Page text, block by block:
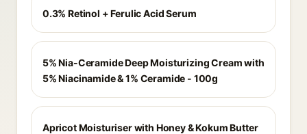
0.3% Retinol + Ferulic Acid Serum
5% Nia-Ceramide Deep Moisturizing Cream with
5% Niacinamide & 1% Ceramide - 100g
Apricot Moisturiser with Honey & Kokum Butter